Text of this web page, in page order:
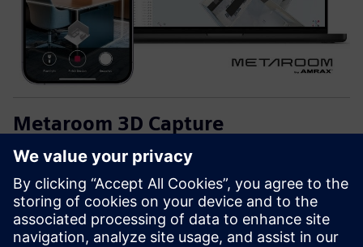
Metaroom 3D Capture
Metaroom дозволяє просту та ефективну 2D та 3D
оцифрування приміщень та будівель за допомогою
смартфона.
Вихідні дані включають DXF, PDF, IFC та безперебійну
інтеграцію з налаштуванням даних Building X та Building